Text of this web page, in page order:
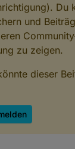
Du
und
zu zeigen.
dieser